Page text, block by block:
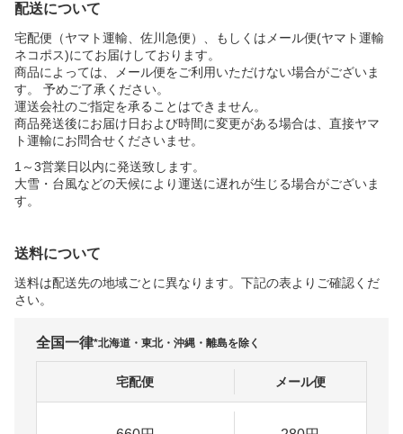
配送について
宅配便（ヤマト運輸、佐川急便）、もしくはメール便(ヤマト運輸
ネコポス)にてお届けしております。
商品によっては、メール便をご利用いただけない場合がございま
す。 予めご了承ください。
運送会社のご指定を承ることはできません。
商品発送後にお届け日および時間に変更がある場合は、直接ヤマ
ト運輸にお問合せくださいませ。
1～3営業日以内に発送致します。
大雪・台風などの天候により運送に遅れが生じる場合がございま
す。
送料について
送料は配送先の地域ごとに異なります。下記の表よりご確認くだ
さい。
全国一律*北海道・東北・沖縄・離島を除く
宅配便 メール便